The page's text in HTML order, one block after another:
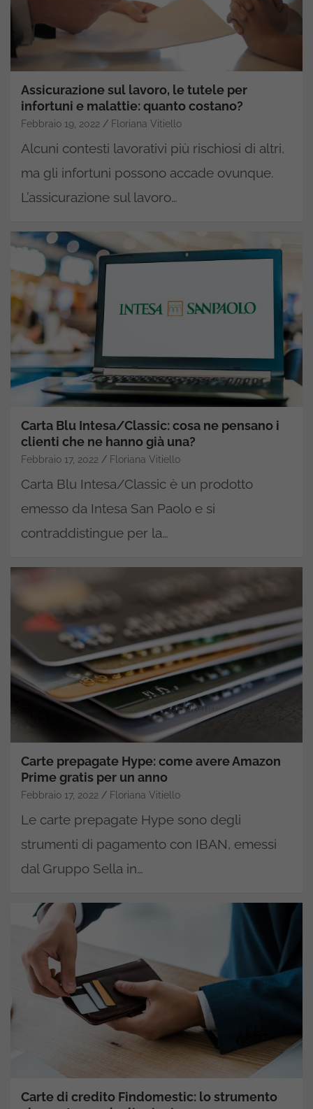
Assicurazione sul lavoro, le tutele per
infortuni e malattie: quanto costano?
Febbraio 19, 2022 Floriana Vitiello
Alcuni contesti lavorativi più rischiosi di altri,
ma gli infortuni possono accade ovunque.
L’assicurazione sul lavoro…
Carta Blu Intesa/Classic: cosa ne pensano i
clienti che ne hanno già una?
Febbraio 17, 2022 Floriana Vitiello
Carta Blu Intesa/Classic è un prodotto
emesso da Intesa San Paolo e si
contraddistingue per la…
Carte prepagate Hype: come avere Amazon
Prime gratis per un anno
Febbraio 17, 2022 Floriana Vitiello
Le carte prepagate Hype sono degli
strumenti di pagamento con IBAN, emessi
dal Gruppo Sella in…
Carte di credito Findomestic: lo strumento